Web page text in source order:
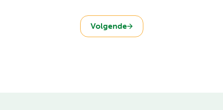
Volgende